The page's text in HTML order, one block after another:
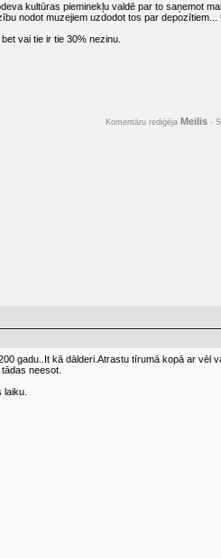
kultūras pieminekļu valdē par to saņemot
nodot muzejiem uzdodot tos par
vai tie ir tie 30% nezinu.
Komentāru rediģēja Meilis -
gadu..It kā dālderi.Atrastu tīrumā kopā ar vēl
neesot.